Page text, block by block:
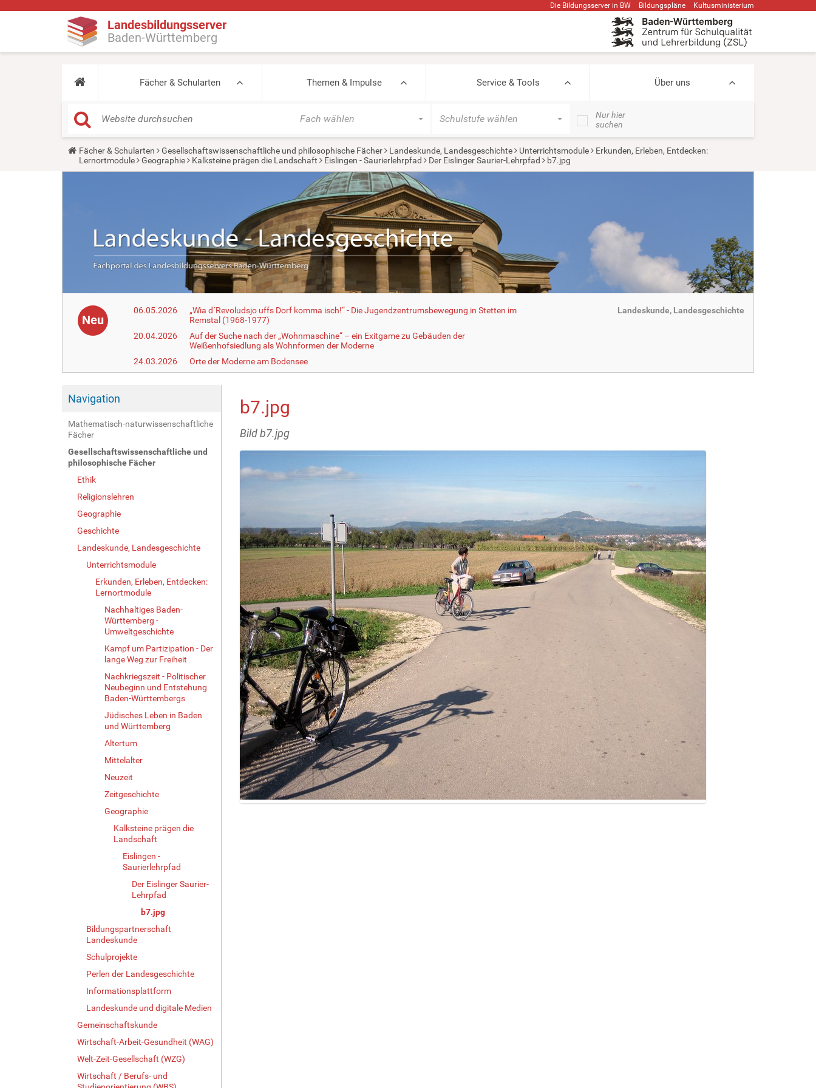
Die Bildungsserver in BW Bildungspläne Kultusministerium
Landesbildungsserver
Baden-Württemberg
Fächer & Schularten Themen & Impulse Service & Tools Über uns
Fach wählen Schulstufe wählen
Nur hier
suchen
Y
u
Fächer & Schularten Gesellschaftswissenschaftliche und philosophische Fächer Landeskunde, Landesgeschichte Unterrichtsmodule
Erkunden, Erleben, Entdecken:
Lernortmodule
Geographie Kalksteine prägen die Landschaft Eislingen - Saurierlehrpfad Der Eislinger Saurier-Lehrpfad b7.jpg
Neu
06.05.2026
„Wia d´Revoludsjo uffs Dorf komma isch!“ - Die Jugendzentrumsbewegung in Stetten im
Remstal (1968-1977)
20.04.2026
Auf der Suche nach der „Wohnmaschine“ – ein Exitgame zu Gebäuden der
Weißenhofsiedlung als Wohnformen der Moderne
24.03.2026
Orte der Moderne am Bodensee
Landeskunde, Landesgeschichte
Navigation
Mathematisch-naturwissenschaftliche
Fächer
Gesellschaftswissenschaftliche und
philosophische Fächer
Ethik
Religionslehren
Geographie
Geschichte
Landeskunde, Landesgeschichte
Unterrichtsmodule
Erkunden, Erleben, Entdecken:
Lernortmodule
Nachhaltiges Baden-
Württemberg -
Umweltgeschichte
Kampf um Partizipation - Der
lange Weg zur Freiheit
Nachkriegszeit - Politischer
Neubeginn und Entstehung
Baden-Württembergs
Jüdisches Leben in Baden
und Württemberg
Altertum
Mittelalter
Neuzeit
Zeitgeschichte
Geographie
Kalksteine prägen die
Landschaft
Eislingen -
Saurierlehrpfad
Der Eislinger Saurier-
Lehrpfad
b7.jpg
Bildungspartnerschaft
Landeskunde
Schulprojekte
Perlen der Landesgeschichte
Informationsplattform
Landeskunde und digitale Medien
Gemeinschaftskunde
Wirtschaft-Arbeit-Gesundheit (WAG)
Welt-Zeit-Gesellschaft (WZG)
Wirtschaft / Berufs- und
b7.jpg
Bild b7.jpg